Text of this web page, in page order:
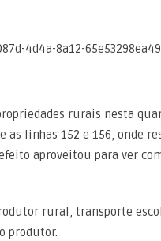
rurais nesta
linhas 152 e 156, onde
aproveitou para ver
rural, transporte
produtor.